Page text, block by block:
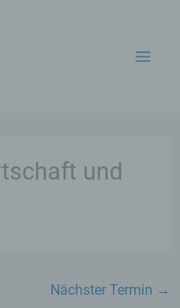
und
Nächster Termin →